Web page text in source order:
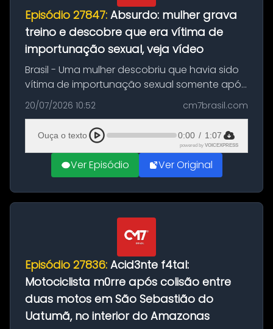
Episódio 27847: Absurdo: mulher grava
treino e descobre que era vítima de
importunação sexual, veja vídeo
Brasil - Uma mulher descobriu que havia sido
vítima de importunação sexual somente após
assistir a um vídeo que gravou enquanto
treinava na academia de um condomínio em
Feira de Santana, na Bahia. O c...
20/07/2026 10:52 cm7brasil.com
Ouça o texto 0:00 / 1:07
powered by VOICEXPRESS
Ver Episódio Ver Original
Episódio 27836: Acid3nte f4tal:
Motociclista m0rre após colisão entre
duas motos em São Sebastião do
Uatumã, no interior do Amazonas